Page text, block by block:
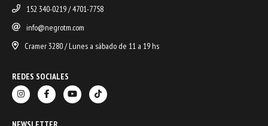
152 340-0219 / 4701-7758
info@negrotm.com
Cramer 3280 / Lunes a sábado de 11 a 19 hs
REDES SOCIALES